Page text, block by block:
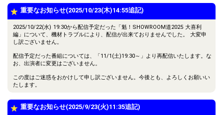
continue to send gifts to the
performer(s), the performer's
popularity ranking and your
ranking go up.
To cheer on performers, you can
To send performers paid items,
you must use Show Gold.
Close
重要なお知らせ(2025/10/23(木)14:55追記)
2025/10/22(水) 19:30から配信予定だった「魁！SHOWROOM道2025 大喜利
編」について、機材トラブルにより、配信が出来ておりませんでした。 大変申
し訳ございません。
配信予定だった番組については、「11/1(土)19:30～」より再配信いたします。な
お、出演者に変更はございません。
この度はご迷惑をおかけして申し訳ございません。今後とも、よろしくお願いい
たします。
重要なお知らせ(2025/9/23(火)11:35追記)